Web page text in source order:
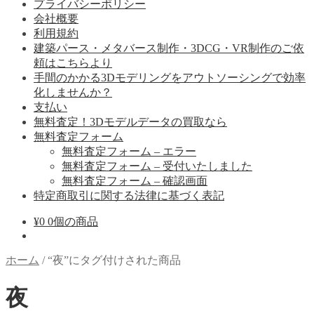
プライバシーポリシー
会社概要
利用規約
建築パース・メタバース制作・3DCG・VR制作のご依
頼はこちらより
手間のかかる3Dモデリングをアウトソーシングで効率
化しませんか？
支払い
無料査定！3Dモデルデータの買取なら
無料査定フォーム
無料査定フォーム – エラー
無料査定フォーム – 受付いたしました
無料査定フォーム – 確認画面
特定商取引に関する法律に基づく表記
¥0 0個の商品
ホーム /“夜”にタグ付けされた商品
夜